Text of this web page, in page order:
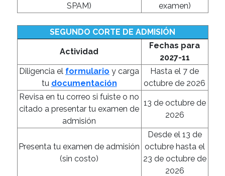
SPAM)
examen)
SEGUNDO CORTE DE ADMISIÓN
Actividad
Fechas para
2027-11
Diligencia el formulario y carga
tu documentación
Hasta el 7 de
octubre de 2026
Revisa en tu correo si fuiste o no
citado a presentar tu examen de
admisión
13 de octubre de
2026
Presenta tu examen de admisión
(sin costo)
Desde el 13 de
octubre hasta el
23 de octubre de
2026